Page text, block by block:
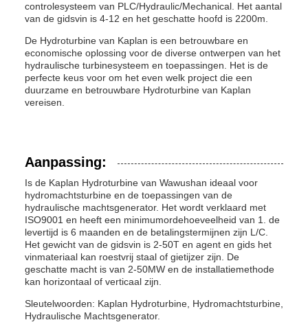
controlesysteem van PLC/Hydraulic/Mechanical. Het aantal
van de gidsvin is 4-12 en het geschatte hoofd is 2200m.
De Hydroturbine van Kaplan is een betrouwbare en
economische oplossing voor de diverse ontwerpen van het
hydraulische turbinesysteem en toepassingen. Het is de
perfecte keus voor om het even welk project die een
duurzame en betrouwbare Hydroturbine van Kaplan
vereisen.
Aanpassing:
Is de Kaplan Hydroturbine van Wawushan ideaal voor
hydromachtsturbine en de toepassingen van de
hydraulische machtsgenerator. Het wordt verklaard met
ISO9001 en heeft een minimumordehoeveelheid van 1. de
levertijd is 6 maanden en de betalingstermijnen zijn L/C.
Het gewicht van de gidsvin is 2-50T en agent en gids het
vinmateriaal kan roestvrij staal of gietijzer zijn. De
geschatte macht is van 2-50MW en de installatiemethode
kan horizontaal of verticaal zijn.
Sleutelwoorden: Kaplan Hydroturbine, Hydromachtsturbine,
Hydraulische Machtsgenerator.